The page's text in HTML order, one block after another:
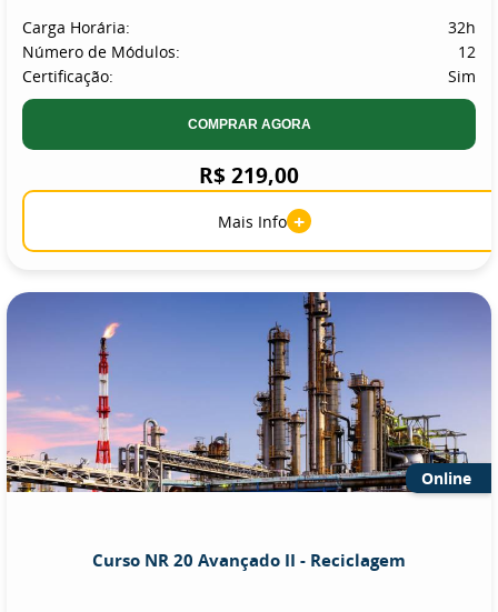
Carga Horária:
32h
Número de Módulos:
12
Certificação:
Sim
COMPRAR AGORA
R$ 219,00
Mais Info +
Online
Curso NR 20 Avançado II - Reciclagem